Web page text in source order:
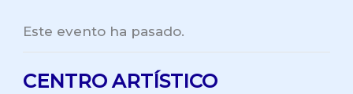
Este evento ha pasado.
CENTRO ARTÍSTICO